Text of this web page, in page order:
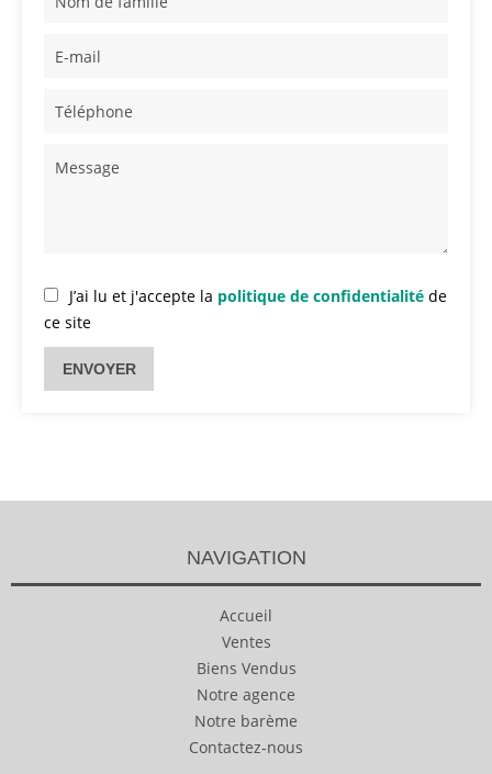
J’ai lu et j'accepte la politique de confidentialité de
ce site
ENVOYER
NAVIGATION
Accueil
Ventes
Biens Vendus
Notre agence
Notre barème
Contactez-nous